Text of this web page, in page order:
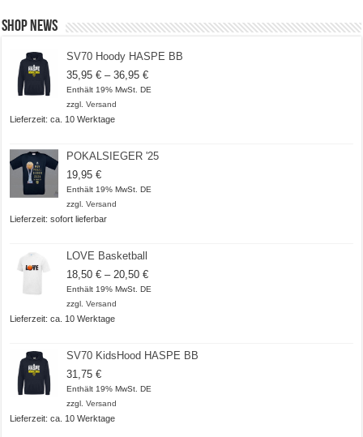
Shop News
SV70 Hoody HASPE BB
35,95€ –36,95€Preisspanne:
35,95 €
Enthält 19% MwSt. DE
zzgl.Versand
Lieferzeit: ca. 10 Werktage
POKALSIEGER '25
19,95€
Enthält 19% MwSt. DE
zzgl.Versand
Lieferzeit: sofort lieferbar
LOVE Basketball
18,50€ – 20,50€Preisspanne:
18,50 €
Enthält 19% MwSt. DE
zzgl.Versand
Lieferzeit: ca. 10 Werktage
SV70 KidsHood HASPE BB
31,75€
Enthält 19% MwSt. DE
zzgl.Versand
Lieferzeit: ca. 10 Werktage